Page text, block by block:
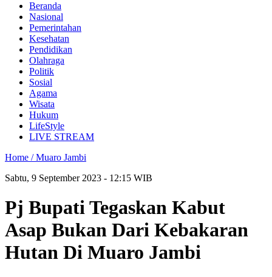
Beranda
Nasional
Pemerintahan
Kesehatan
Pendidikan
Olahraga
Politik
Sosial
Agama
Wisata
Hukum
LifeStyle
LIVE STREAM
Home /Muaro Jambi
Sabtu, 9 September 2023 - 12:15 WIB
Pj Bupati Tegaskan Kabut
Asap Bukan Dari Kebakaran
Hutan Di Muaro Jambi